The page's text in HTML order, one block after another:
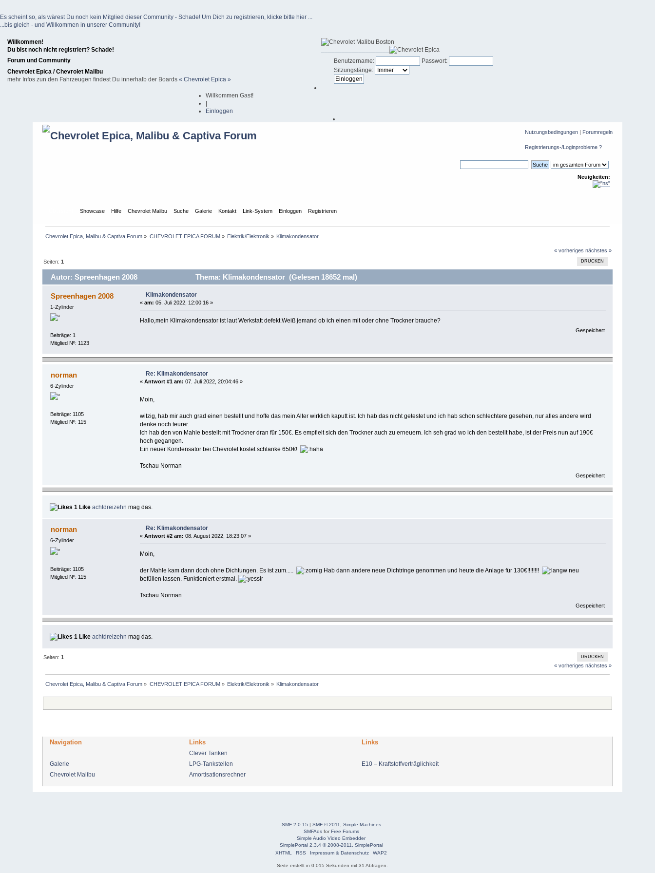
Es scheint so, als wärest Du noch kein Mitglied dieser Community - Schade! Um Dich zu registrieren, klicke bitte hier ...
...bis gleich - und Willkommen in unserer Community!
Willkommen!
Du bist noch nicht registriert? Schade!
Forum und Community
Chevrolet Epica / Chevrolet Malibu
mehr Infos zun den Fahrzeugen findest Du innerhalb der Boards « Chevrolet Epica »
Benutzername:
Passwort:
Sitzungslänge:
Willkommen Gast!
Einloggen
Nutzungsbedingungen| Forumregeln
Registrierungs-/Loginprobleme ?
Neuigkeiten:
Showcase Hilfe Chevrolet Malibu Suche Galerie Kontakt Link-System Einloggen Registrieren
Chevrolet Epica, Malibu & Captiva Forum » CHEVROLET EPICA FORUM» Elektrik/Elektronik » Klimakondensator
« vorheriges nächstes »
DRUCKEN
Seiten:1
Autor: Spreenhagen 2008 Thema: Klimakondensator (Gelesen 18652 mal)
Spreenhagen 2008
1-Zylinder
Beiträge: 1
Mitglied Nº: 1123
Klimakondensator
« am: 05. Juli 2022, 12:00:16 »
Hallo,mein Klimakondensator ist laut Werkstatt defekt.Weiß jemand ob ich einen mit oder ohne Trockner brauche?
Gespeichert
norman
6-Zylinder
Beiträge: 1105
Mitglied Nº: 115
Re: Klimakondensator
« Antwort #1 am: 07. Juli 2022, 20:04:46 »
Moin,
witzig, hab mir auch grad einen bestellt und hoffe das mein Alter wirklich kaputt ist. Ich hab das nicht getestet und ich hab schon schlechtere gesehen, nur alles andere wird
denke noch teurer.
Ich hab den von Mahle bestellt mit Trockner dran für 150€. Es empfielt sich den Trockner auch zu erneuern. Ich seh grad wo ich den bestellt habe, ist der Preis nun auf 190€
hoch gegangen.
Ein neuer Kondensator bei Chevrolet kostet schlanke 650€!
Tschau Norman
Gespeichert
1 Like achtdreizehn mag das.
norman
6-Zylinder
Beiträge: 1105
Mitglied Nº: 115
Re: Klimakondensator
« Antwort #2 am: 08. August 2022, 18:23:07 »
Moin,
der Mahle kam dann doch ohne Dichtungen. Es ist zum..... Hab dann andere neue Dichtringe genommen und heute die Anlage für 130€!!!!!!!!
neu
befüllen lassen. Funktioniert erstmal.
Tschau Norman
Gespeichert
1 Like achtdreizehn mag das.
DRUCKEN
Seiten:1
« vorheriges nächstes »
Chevrolet Epica, Malibu & Captiva Forum » CHEVROLET EPICA FORUM» Elektrik/Elektronik » Klimakondensator
Navigation Links Links
Clever Tanken
Galerie
LPG-Tankstellen
E10 – Kraftstoffverträglichkeit
Chevrolet Malibu
Amortisationsrechner
SMF 2.0.15 | SMF © 2011
Simple Machines
SMFAdsforFree Forums
Simple Audio Video Embedder
SimplePortal 2.3.4 © 2008-2011, SimplePortal
XHTML
RSS Impressum & Datenschutz WAP2
Seite erstellt in 0.015 Sekunden mit 31 Abfragen.